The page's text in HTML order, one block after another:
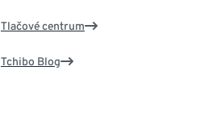
Tlačové centrum
Tchibo Blog